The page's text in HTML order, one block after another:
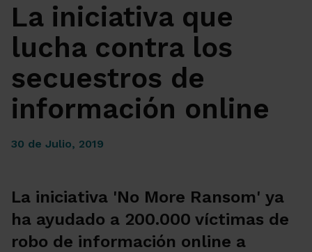
La iniciativa que
lucha contra los
secuestros de
información online
30 de Julio, 2019
La iniciativa 'No More Ransom' ya
ha ayudado a 200.000 víctimas de
robo de información online a